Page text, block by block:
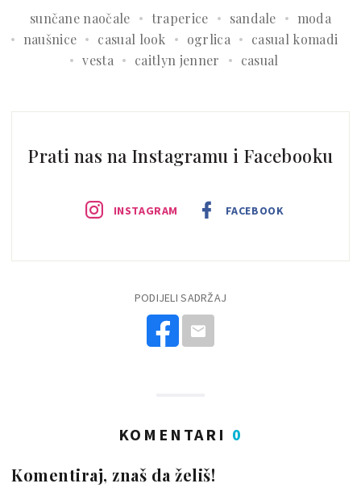
sunčane naočale traperice sandale
moda
naušnice
casual look ogrlica
casual komadi
vesta
caitlyn jenner casual
Prati nas na Instagramu i Facebooku
INSTAGRAM FACEBOOK
PODIJELI SADRŽAJ
KOMENTARI 0
Komentiraj, znaš da želiš!